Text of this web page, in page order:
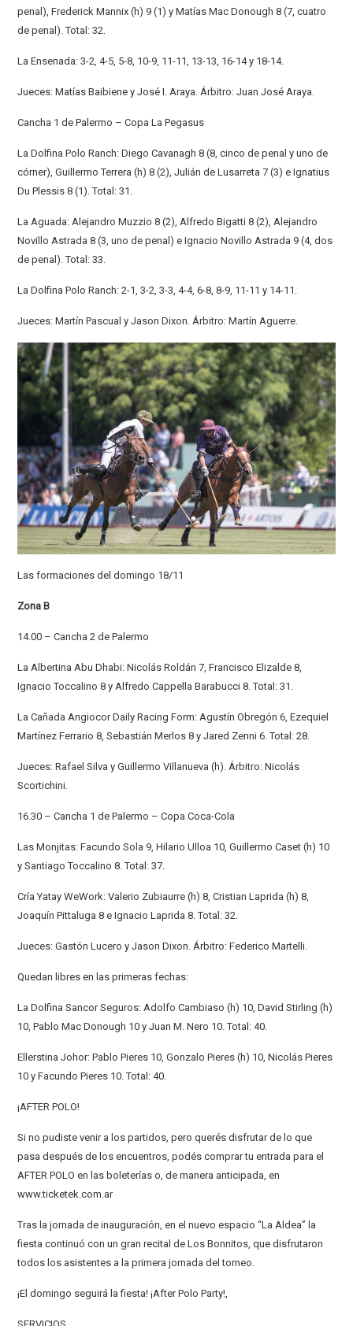
penal), Frederick Mannix (h) 9 (1) y Matías Mac Donough 8 (7, cuatro
de penal). Total: 32.
La Ensenada: 3-2, 4-5, 5-8, 10-9, 11-11, 13-13, 16-14 y 18-14.
Jueces: Matías Baibiene y José I. Araya. Árbitro: Juan José Araya.
Cancha 1 de Palermo – Copa La Pegasus
La Dolfina Polo Ranch: Diego Cavanagh 8 (8, cinco de penal y uno de
córner), Guillermo Terrera (h) 8 (2), Julián de Lusarreta 7 (3) e Ignatius
Du Plessis 8 (1). Total: 31.
La Aguada: Alejandro Muzzio 8 (2), Alfredo Bigatti 8 (2), Alejandro
Novillo Astrada 8 (3, uno de penal) e Ignacio Novillo Astrada 9 (4, dos
de penal). Total: 33.
La Dolfina Polo Ranch: 2-1, 3-2, 3-3, 4-4, 6-8, 8-9, 11-11 y 14-11.
Jueces: Martín Pascual y Jason Dixon. Árbitro: Martín Aguerre.
Las formaciones del domingo 18/11
Zona B
14.00 – Cancha 2 de Palermo
La Albertina Abu Dhabi: Nicolás Roldán 7, Francisco Elizalde 8,
Ignacio Toccalino 8 y Alfredo Cappella Barabucci 8. Total: 31.
La Cañada Angiocor Daily Racing Form: Agustín Obregón 6, Ezequiel
Martínez Ferrario 8, Sebastián Merlos 8 y Jared Zenni 6. Total: 28.
Jueces: Rafael Silva y Guillermo Villanueva (h). Árbitro: Nicolás
Scortichini.
16.30 – Cancha 1 de Palermo – Copa Coca-Cola
Las Monjitas: Facundo Sola 9, Hilario Ulloa 10, Guillermo Caset (h) 10
y Santiago Toccalino 8. Total: 37.
Cría Yatay WeWork: Valerio Zubiaurre (h) 8, Cristian Laprida (h) 8,
Joaquín Pittaluga 8 e Ignacio Laprida 8. Total: 32.
Jueces: Gastón Lucero y Jason Dixon. Árbitro: Federico Martelli.
Quedan libres en las primeras fechas:
La Dolfina Sancor Seguros: Adolfo Cambiaso (h) 10, David Stirling (h)
10, Pablo Mac Donough 10 y Juan M. Nero 10. Total: 40.
Ellerstina Johor: Pablo Pieres 10, Gonzalo Pieres (h) 10, Nicolás Pieres
10 y Facundo Pieres 10. Total: 40.
¡AFTER POLO!
Si no pudiste venir a los partidos, pero querés disfrutar de lo que
pasa después de los encuentros, podés comprar tu entrada para el
AFTER POLO en las boleterías o, de manera anticipada, en
www.ticketek.com.ar
Tras la jornada de inauguración, en el nuevo espacio “La Aldea” la
fiesta continuó con un gran recital de Los Bonnitos, que disfrutaron
todos los asistentes a la primera jornada del torneo.
¡El domingo seguirá la fiesta! ¡After Polo Party!,